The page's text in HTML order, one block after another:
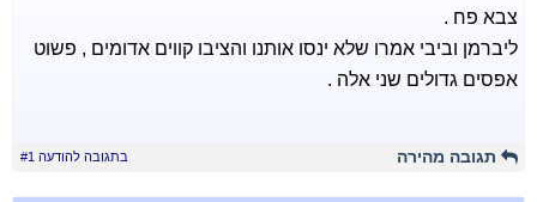
צבא פח .
ליברמן וביבי אמרו שלא ינסו אותנו והציבו קווים אדומים , פשוט
אפסים גדולים שני אלה .
תגובה מהירה בתגובה להודעה #1